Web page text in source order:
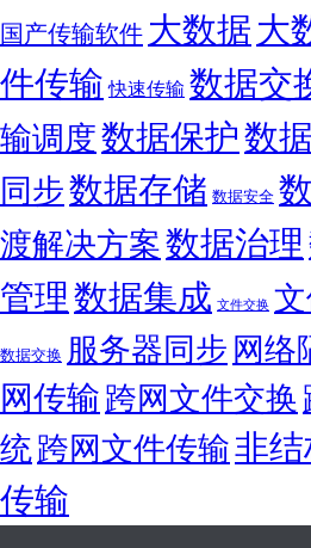
国产传输软件 大数据大
件传输 快速传输 数据交
输调度数据保护数
同步数据存储 数据安全
渡解决方案数据治理
管理数据集成 文件交换
数据交换 服务器同步网络
网传输跨网文件交换
统跨网文件传输非
传输